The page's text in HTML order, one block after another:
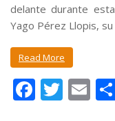
delante durante
Yago Pérez Llopis,
Read More
F T E